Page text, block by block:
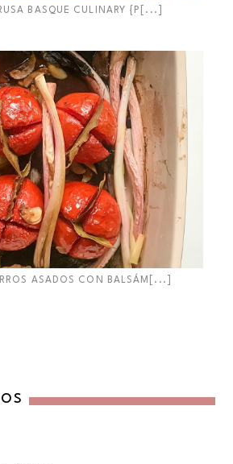
BASQUE CULINARY {P[...]
ASADOS CON BALSÁM[...]